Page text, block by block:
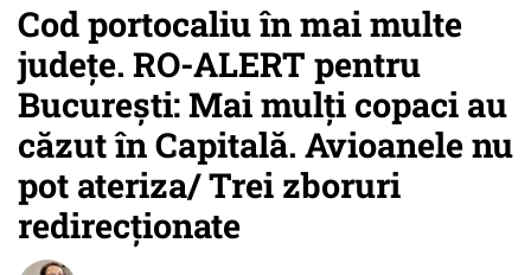
Cod portocaliu în mai multe
județe. RO-ALERT pentru
București: Mai mulți copaci au
căzut în Capitală. Avioanele nu
pot ateriza/ Trei zboruri
redirecționate